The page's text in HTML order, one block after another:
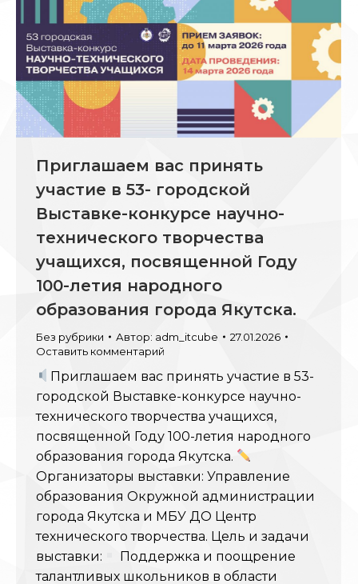
Приглашаем вас принять
участие в 53- городской
Выставке-конкурсе научно-
технического творчества
учащихся, посвященной Году
100-летия народного
образования города Якутска.
Без рубрики Автор: adm_itcube
27.01.2026
Оставить комментарий
Приглашаем вас принять участие в 53-
городской Выставке-конкурсе научно-
технического творчества учащихся,
посвященной Году 100-летия народного
образования города Якутска.
Организаторы выставки: Управление
образования Окружной администрации
города Якутска и МБУ ДО Центр
технического творчества. Цель и задачи
выставки:
Поддержка и поощрение
талантливых школьников в области